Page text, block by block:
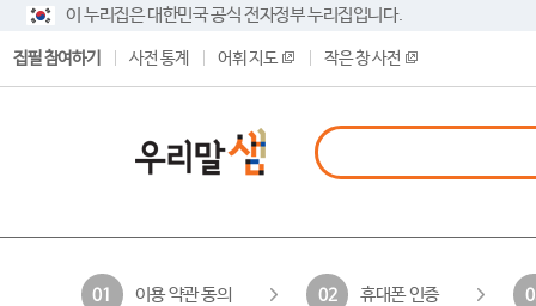
이 누리집은 대한민국 공식 전자정부 누리집입니다.
집필 참여하기 사전 통계 어휘 지도 작은 창 사전
01 이용 약관 동의 02 휴대폰 인증